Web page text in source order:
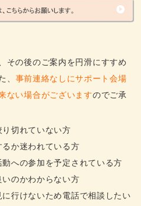
その後のご案内を円滑にすすめ
、 事前連絡なしにサポート会場
ない場合がございますのでご承
り切れていない方
るか迷われている方
動への参加を予定されている方
いのかわからない方
に行けないため電話で相談したい